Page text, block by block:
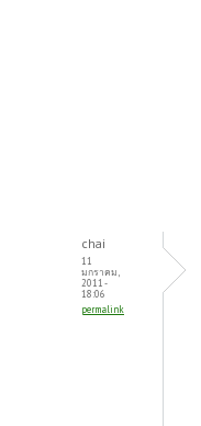
chai
11
มกราคม,
2011 -
18:06
permalink